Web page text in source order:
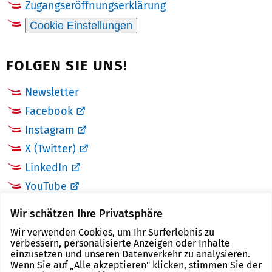
Wir schätzen Ihre Privatsphäre
Wir verwenden Cookies, um Ihr Surferlebnis zu
verbessern, personalisierte Anzeigen oder Inhalte
einzusetzen und unseren Datenverkehr zu analysieren.
Wenn Sie auf „Alle akzeptieren" klicken, stimmen Sie der
Zugangseröffnungserklärung
Cookie Einstellungen
FOLGEN SIE UNS!
Newsletter
Facebook
Instagram
X (Twitter)
LinkedIn
YouTube
LINKS
Landkreis Zwickau